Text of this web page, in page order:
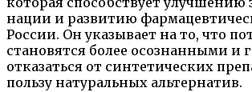
нации и развитию
России. Он указывает на то, что
становятся более осознанными и
отказаться от синтетических
пользу натуральных альтернатив.